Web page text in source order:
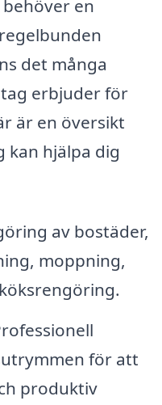
en
det många
erbjuder för
är en översikt
kan hjälpa dig
av bostäder,
moppning,
för att
produktiv